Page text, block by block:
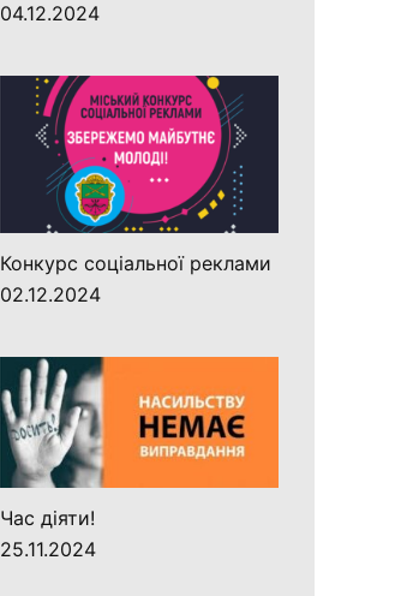
04.12.2024
Конкурс соціальної реклами
02.12.2024
Час діяти!
25.11.2024